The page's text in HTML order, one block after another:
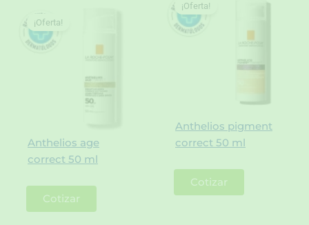
Anthelios age
correct 50 ml
¡Oferta!
Cotizar
Anthelios pigment
correct 50 ml
¡Oferta!
Cotizar